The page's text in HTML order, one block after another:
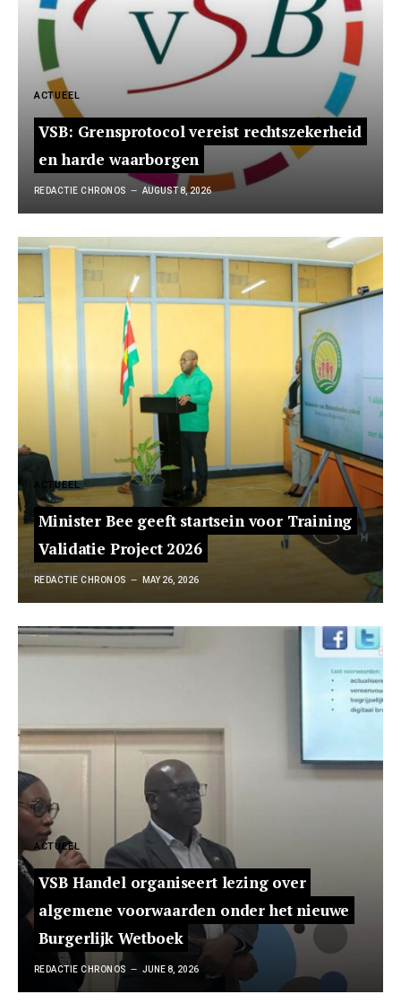
ACTUEEL
VSB: Grensprotocol vereist rechtszekerheid
en harde waarborgen
REDACTIE CHRONOS AUGUST 8, 2026
ACTUEEL
Minister Bee geeft startsein voor Training
Validatie Project 2026
REDACTIE CHRONOS MAY 26, 2026
ACTUEEL
VSB Handel organiseert lezing over
algemene voorwaarden onder het nieuwe
Burgerlijk Wetboek
REDACTIE CHRONOS JUNE 8, 2026